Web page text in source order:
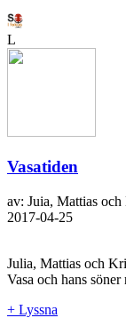
L
Vasatiden
av: Juia, Mattias
2017-04-25
Julia, Mattias och
Vasa och hans söner
+ Lyssna